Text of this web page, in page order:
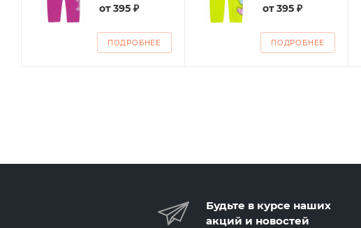
от395 ₽
ПОДРОБНЕЕ
от395 ₽
ПОДРОБНЕЕ
Будьте в курсе наших
акций и новостей